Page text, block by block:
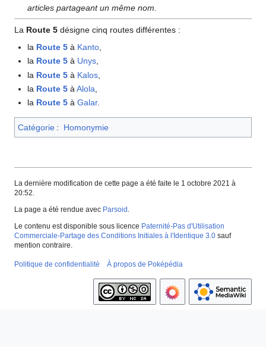
articles partageant un même nom.
La Route 5 désigne cinq routes différentes :
la Route 5 à Kanto
la Route 5 à Unys,
la Route 5 à Kalos
la Route 5 àAlola
la Route 5 àGalar.
Catégorie : Homonymie
La dernière modification de cette page a été faite le 1 octobre 2021 à
20:52.
La page a été rendue avec Parsoid .
Le contenu est disponible sous licence Paternité-Pas d'Utilisation
Commerciale-Partage des Conditions Initiales à l'Identique 3.0 sauf
mention contraire.
Politique de confidentialité À propos de Poképédia